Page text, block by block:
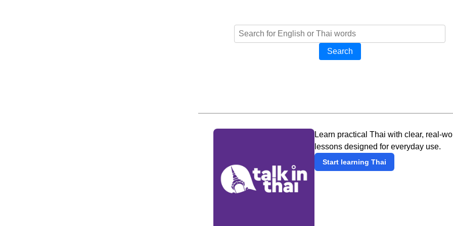
Search
Learn practical Thai with clear, real-
lessons designed for everyday use.
Start learning Thai